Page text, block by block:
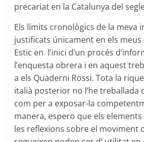
precariat en la Catalunya del segle
Els límits cronològics de la meva
justificats únicament en els
Estic en l’inici d’un procés
l’enquesta obrera i en aquest
a els Quaderni Rossi. Tota la
italià posterior no l’he treballada
com per a exposar-la
manera, espero que els
les reflexions sobre el moviment